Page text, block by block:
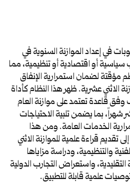
في إعداد الموازنة السنوية في
سياسية أو اقتصادية أو تنظيمية، مما
مؤقتة لضمان استمرارية الإنفاق
الاثني عشرية. ظهر هذا النظام كأداة
قاعدة تعتمد على موازنة العام
بما يضمن تلبية الاحتياجات
الخدمات العامة. ومن هذا
تقديم قراءة علمية للموازنة الاثني
والتنظيمية، ودراسة مزاياها
التقليدية، واستعراض التجارب الدولية
علمية قابلة للتطبيق.